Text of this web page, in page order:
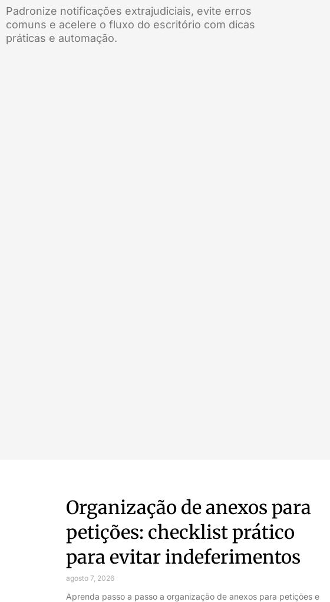
Padronize notificações extrajudiciais, evite erros
comuns e acelere o fluxo do escritório com dicas
práticas e automação.
Organização de anexos para
petições: checklist prático
para evitar indeferimentos
agosto 7, 2026
Aprenda passo a passo a organização de anexos para petições e